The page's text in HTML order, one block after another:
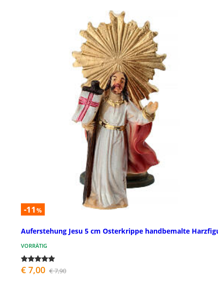
-11 %
Auferstehung Jesu 5 cm Osterkrippe handbemalte
VORRÄTIG
€ 7,00 € 7,90